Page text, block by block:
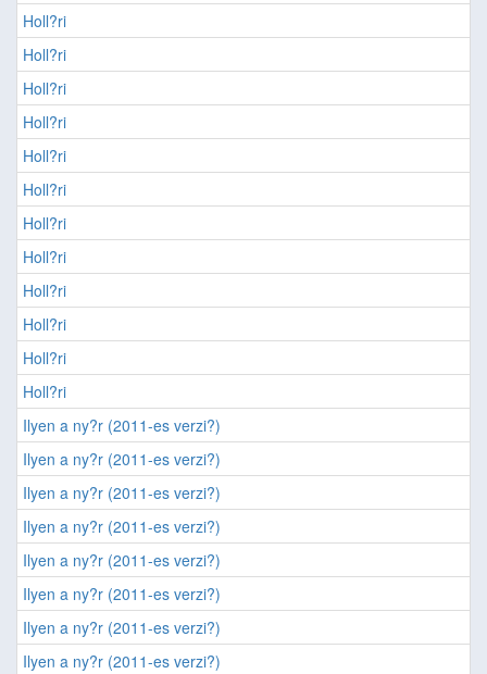
Holl?ri
Holl?ri
Holl?ri
Holl?ri
Holl?ri
Holl?ri
Holl?ri
Holl?ri
Holl?ri
Holl?ri
Holl?ri
Holl?ri
Ilyen a ny?r (2011-es verzi?)
Ilyen a ny?r (2011-es verzi?)
Ilyen a ny?r (2011-es verzi?)
Ilyen a ny?r (2011-es verzi?)
Ilyen a ny?r (2011-es verzi?)
Ilyen a ny?r (2011-es verzi?)
Ilyen a ny?r (2011-es verzi?)
Ilyen a ny?r (2011-es verzi?)